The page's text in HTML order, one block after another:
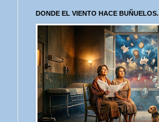
DONDE EL VIENTO HACE BUÑUELOS.